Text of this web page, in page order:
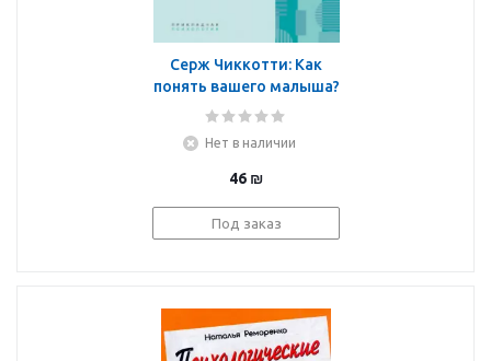
Серж Чиккотти: Как
понять вашего малыша?
100 психологических
Нет в наличии
46 ₪
Под заказ